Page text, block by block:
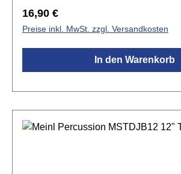
perfekt zum sanften Anschlagen oder
Kristallklangschalen. Dank der
Silikonbeschichtung ist es möglich,
sehr sanft zu reiben, um leise und
Suche nach einem
Sie hier genau
Regulärer Preis:
16,90 €
Preise inkl. MwSt. zzgl. Versandkosten
In den Warenkorb